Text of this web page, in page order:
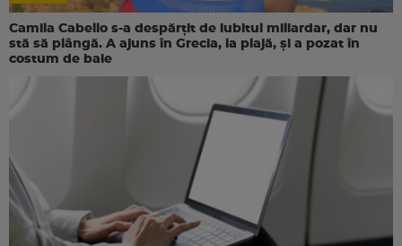
Camila Cabello s-a despărțit de iubitul miliardar, dar nu
stă să plângă. A ajuns în Grecia, la plajă, și a pozat în
costum de baie